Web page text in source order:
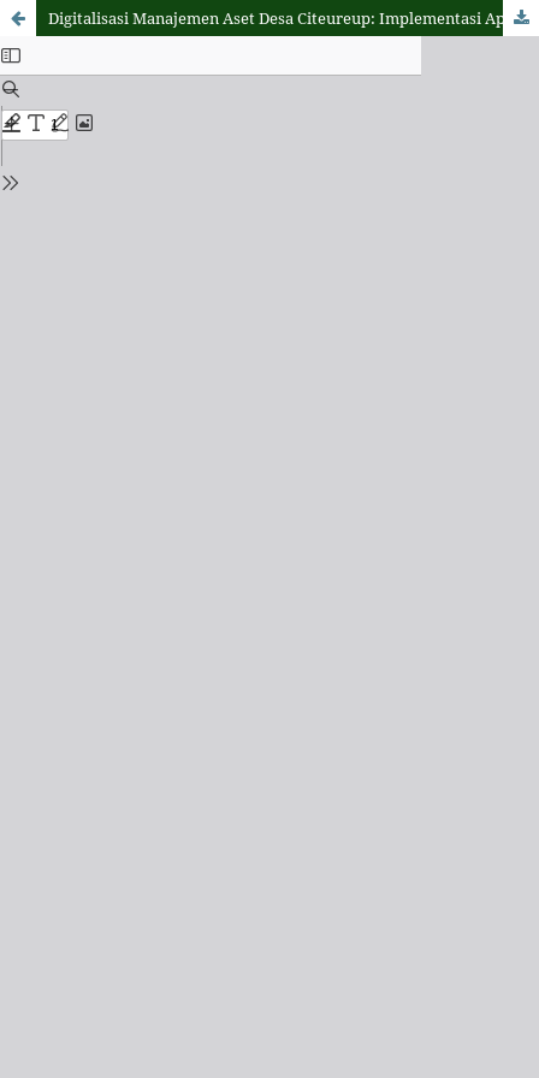
Digitalisasi Manajemen Aset Desa Citeureup: Implementasi Aplikasi untuk Pengelolaan Aset yang Transparan dan Efisien